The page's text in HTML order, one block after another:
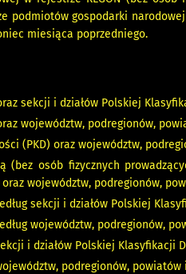
gospodarki
miesiąca poprzedniego.
sekcji i działów Polskiej
województw, podregionów,
(PKD) oraz województw,
(bez osób fizycznych
województw, podregionów,
sekcji i działów Polskiej
województw, podregionów,
i działów Polskiej Klasyfikacji
podregionów, powiatów